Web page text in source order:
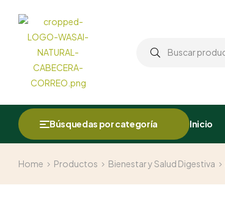
Búsquedas por categoría Inicio
Home Productos Bienestar y Salud Digestiva